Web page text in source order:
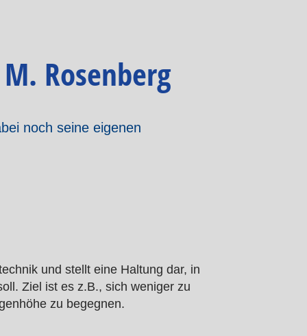
Rosenberg
noch seine eigenen
und stellt eine Haltung dar, in
Ziel ist es z.B., sich weniger zu
zu begegnen.